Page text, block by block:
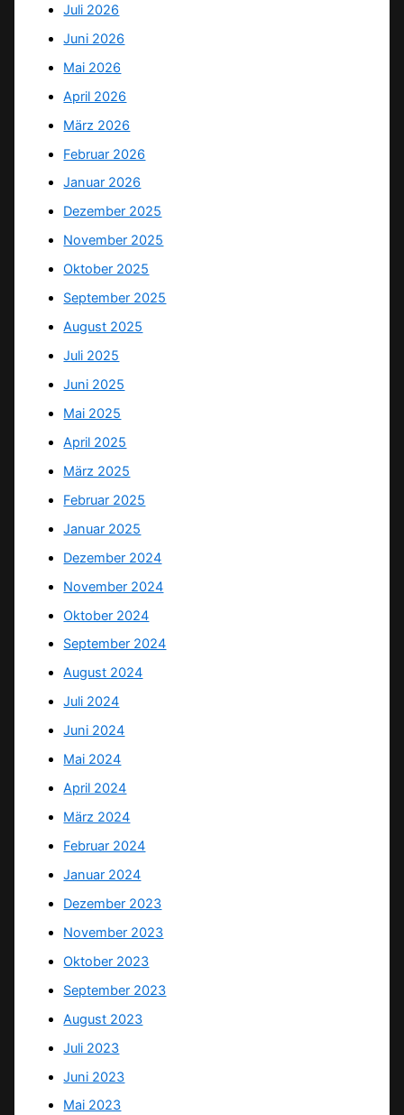
Juli 2026
Juni 2026
Mai 2026
April 2026
März 2026
Februar 2026
Januar 2026
Dezember 2025
November 2025
Oktober 2025
September 2025
August 2025
Juli 2025
Juni 2025
Mai 2025
April 2025
März 2025
Februar 2025
Januar 2025
Dezember 2024
November 2024
Oktober 2024
September 2024
August 2024
Juli 2024
Juni 2024
Mai 2024
April 2024
März 2024
Februar 2024
Januar 2024
Dezember 2023
November 2023
Oktober 2023
September 2023
August 2023
Juli 2023
Juni 2023
Mai 2023